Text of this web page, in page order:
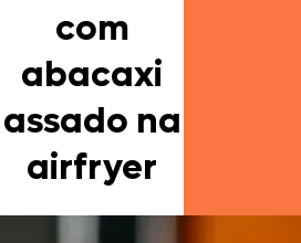
com
abacaxi
assado na
airfryer